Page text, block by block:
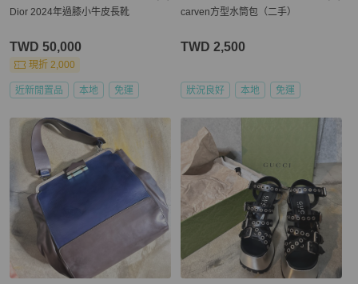
Dior 2024年過膝小牛皮長靴
TWD 50,000
現折 2,000
近新閒置品 本地 免運
carven方型水筒包（二手）
TWD 2,500
狀況良好 本地 免運